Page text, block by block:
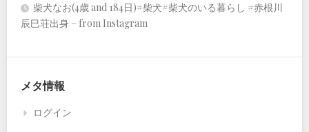
柴犬なお(4歳 and 184日)#柴犬#柴犬のいる暮らし #赤根川
辰巳荘出身 – from Instagram
メタ情報
ログイン